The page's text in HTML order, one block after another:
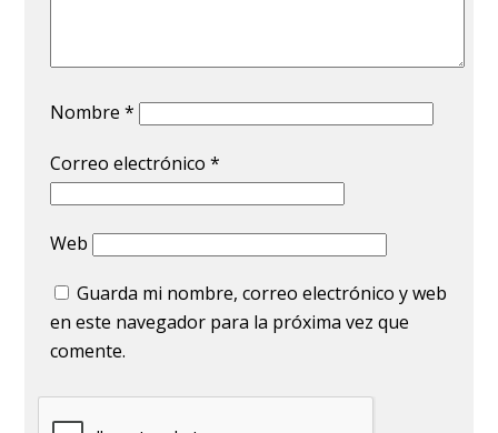
Nombre*
Correo electrónico*
Web
Guarda mi nombre, correo electrónico y web
en este navegador para la próxima vez que
comente.